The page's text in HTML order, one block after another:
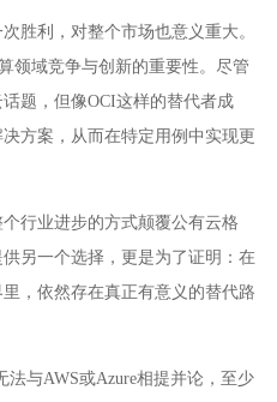
胜利，对整个市场也意义重大。
领域竞争与创新的重要性。尽管
题，但像OCI这样的替代者成
方案，从而在特定用例中实现更
行业进步的方式颠覆公有云格
另一个选择，更是为了证明：在
，依然存在真正有意义的替代路
法与AWS或Azure相提并论，至少